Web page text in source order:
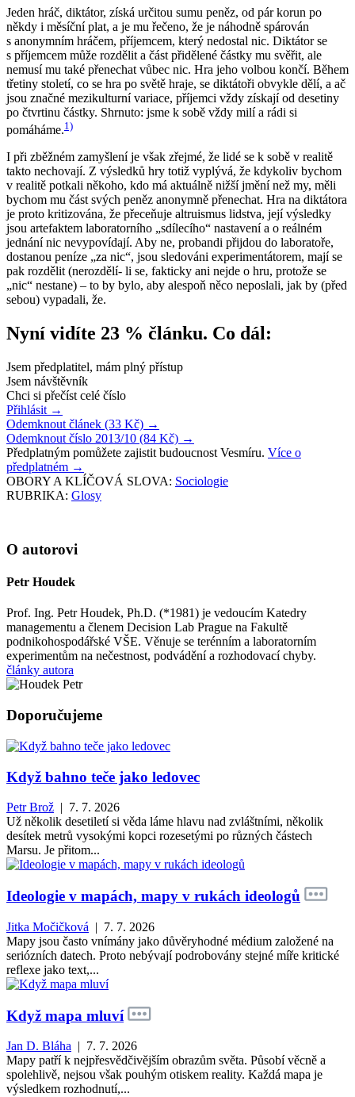
Jeden hráč, diktátor, získá určitou sumu peněz, od pár korun po
někdy i měsíční plat, a je mu řečeno, že je náhodně spárován
s anonymním hráčem, příjemcem, který nedostal nic. Diktátor se
s příjemcem může rozdělit a část přidělené částky mu svěřit, ale
nemusí mu také přenechat vůbec nic. Hra jeho volbou končí. Během
třetiny století, co se hra po světě hraje, se diktátoři obvykle dělí, a ač
jsou značné mezikulturní variace, příjemci vždy získají od desetiny
po čtvrtinu částky. Shrnuto: jsme k sobě vždy milí a rádi si
pomáháme.1)
I při zběžném zamyšlení je však zřejmé, že lidé se k sobě v realitě
takto nechovají. Z výsledků hry totiž vyplývá, že kdykoliv bychom
v realitě potkali někoho, kdo má aktuálně nižší jmění než my, měli
bychom mu část svých peněz anonymně přenechat. Hra na diktátora
je proto kritizována, že přeceňuje altruismus lidstva, její výsledky
jsou artefaktem laboratorního „sdílecího“ nastavení a o reálném
jednání nic nevypovídají. Aby ne, probandi přijdou do laboratoře,
dostanou peníze „za nic“, jsou sledováni experimentátorem, mají se
pak rozdělit (nerozdělí- li se, fakticky ani nejde o hru, protože se
„nic“ nestane) – to by bylo, aby alespoň něco neposlali, jak by (před
sebou) vypadali, že.
Nyní vidíte 23 % článku. Co dál:
Jsem předplatitel, mám plný přístup
Jsem návštěvník
Chci si přečíst celé číslo
Přihlásit →
Odemknout článek (33 Kč) →
Odemknout číslo 2013/10 (84 Kč) →
Předplatným pomůžete zajistit budoucnost Vesmíru. Více o
předplatném →
OBORY A KLÍČOVÁ SLOVA: Sociologie
RUBRIKA: Glosy
O autorovi
Petr Houdek
Prof. Ing. Petr Houdek, Ph.D. (*1981) je vedoucím Katedry
managementu a členem Decision Lab Prague na Fakultě
podnikohospodářské VŠE. Věnuje se terénním a laboratorním
experimentům na nečestnost, podvádění a rozhodovací chyby.
články autora
Doporučujeme
Když bahno teče jako ledovec
Petr Brož | 7. 7. 2026
Už několik desetiletí si věda láme hlavu nad zvláštními, několik
desítek metrů vysokými kopci rozesetými po různých částech
Marsu. Je přitom...
Ideologie v mapách, mapy v rukách ideologů
Jitka Močičková | 7. 7. 2026
Mapy jsou často vnímány jako důvěryhodné médium založené na
seriózních datech. Proto nebývají podrobovány stejné míře kritické
reflexe jako text,...
Když mapa mluví
Jan D. Bláha | 7. 7. 2026
Mapy patří k nejpřesvědčivějším obrazům světa. Působí věcně a
spolehlivě, nejsou však pouhým otiskem reality. Každá mapa je
výsledkem rozhodnutí,...